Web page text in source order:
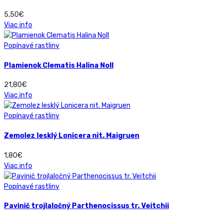
5,50€
Viac info
Popínavé rastliny
Plamienok Clematis Halina Noll
21,80€
Viac info
Popínavé rastliny
Zemolez lesklý Lonicera nit. Maigruen
1,80€
Viac info
Popínavé rastliny
Pavinič trojlaločný Parthenocissus tr. Veitchii